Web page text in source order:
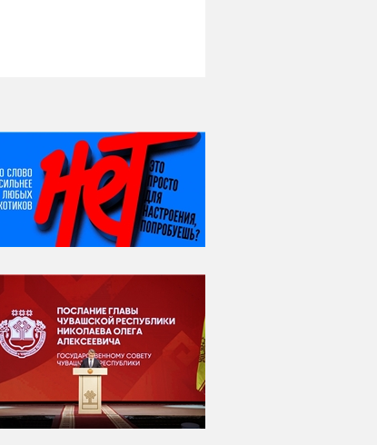
НИ ДНЯ БЕЗ ДАТЫ...
07 августа
Я встретил вас – и
всё былое...